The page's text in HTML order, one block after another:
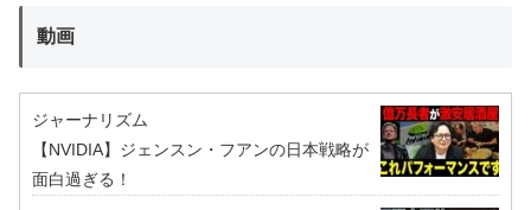
動画
ジャーナリズム
【NVIDIA】ジェンスン・フアンの日本戦略が
面白過ぎる！